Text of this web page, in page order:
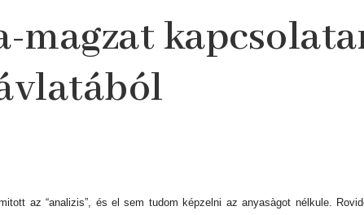
magzat
az “analizis”, és el sem tudom képzelni az anyasàgot nélkule.